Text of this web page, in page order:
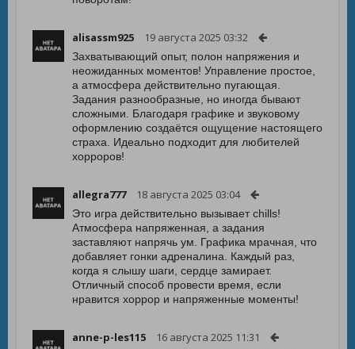
alisassm925 19 августа 2025 03:32
Захватывающий опыт, полон напряжения и
неожиданных моментов! Управление простое,
а атмосфера действительно пугающая.
Задания разнообразные, но иногда бывают
сложными. Благодаря графике и звуковому
оформлению создаётся ощущение настоящего
страха. Идеально подходит для любителей
хорроров!
allegra777 18 августа 2025 03:04
Это игра действительно вызывает chills!
Атмосфера напряженная, а задания
заставляют напрячь ум. Графика мрачная, что
добавляет гонки адреналина. Каждый раз,
когда я слышу шаги, сердце замирает.
Отличный способ провести время, если
нравится хоррор и напряженные моменты!
anne-p-les115 16 августа 2025 11:31